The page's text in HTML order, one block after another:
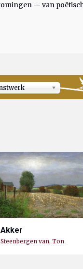
— van
Akker
Steenbergen van, Ton